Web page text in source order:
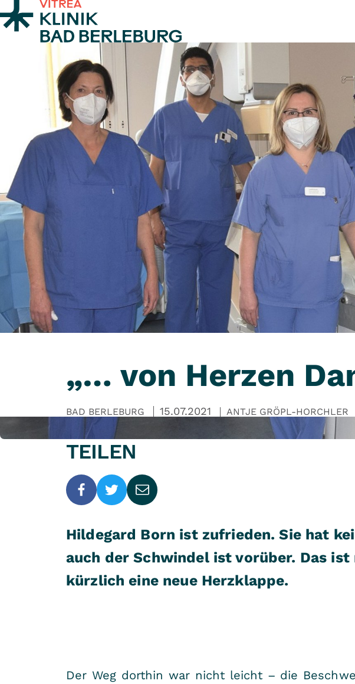
Zum Inhalt springen
„… von Herzen
BAD BERLEBURG 15.07.2021 ANTJE GRÖPL-HORCHLER
TEILEN
Hildegard Born ist zufrieden. Sie hat
auch der Schwindel ist vorüber. Das
kürzlich eine neue Herzklappe.
Der Weg dorthin war nicht leicht – die